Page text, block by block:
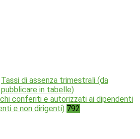
Tassi di assenza trimestrali (da
pubblicare in tabelle)
conferiti e autorizzati ai dipendenti
e non dirigenti) 792